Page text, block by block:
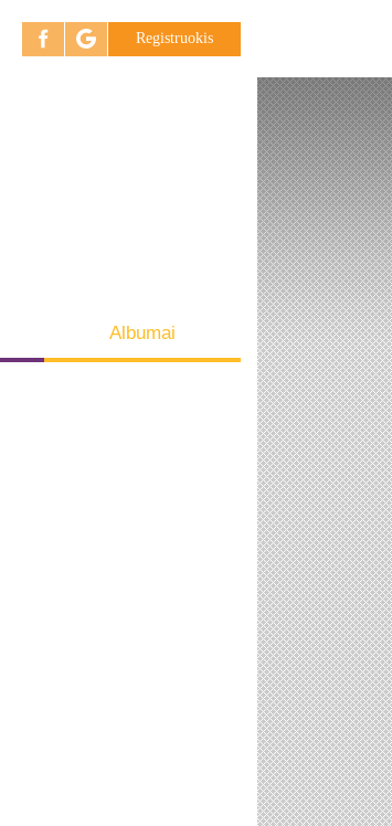
Registruokis
Albumai